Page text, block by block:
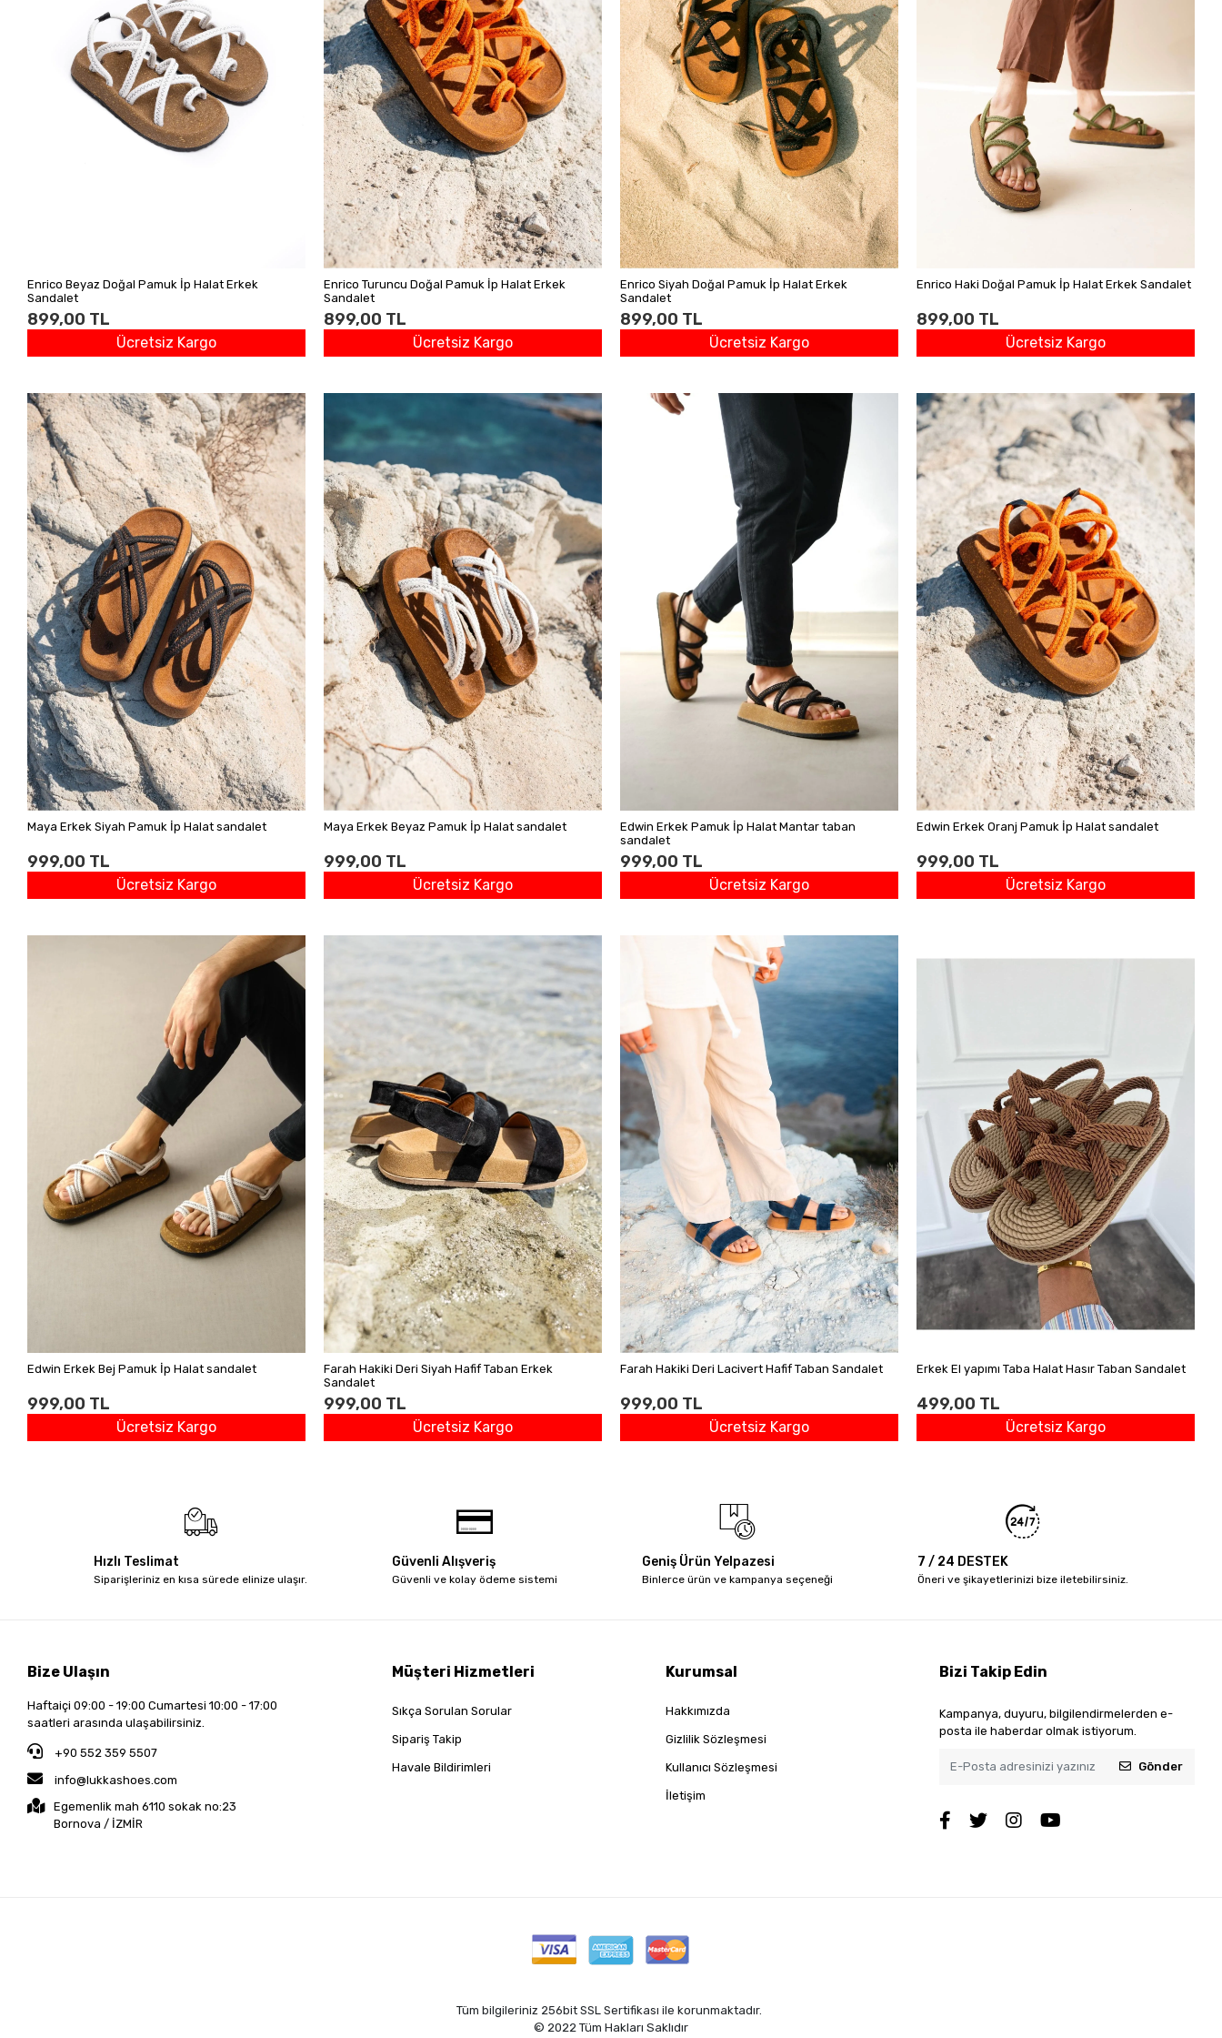
Enrico Beyaz Doğal Pamuk İp Halat Erkek
Sandalet
899,00 TL
Ücretsiz Kargo
Enrico Turuncu Doğal Pamuk İp Halat Erkek
Sandalet
899,00 TL
Ücretsiz Kargo
Enrico Siyah Doğal Pamuk İp Halat Erkek
Sandalet
899,00 TL
Ücretsiz Kargo
Enrico Haki Doğal Pamuk İp Halat Erkek Sandalet
899,00 TL
Ücretsiz Kargo
Maya Erkek Siyah Pamuk İp Halat sandalet
999,00 TL
Ücretsiz Kargo
Maya Erkek Beyaz Pamuk İp Halat sandalet
999,00 TL
Ücretsiz Kargo
Edwin Erkek Pamuk İp Halat Mantar taban
sandalet
999,00 TL
Ücretsiz Kargo
Edwin Erkek Oranj Pamuk İp Halat sandalet
999,00 TL
Ücretsiz Kargo
Edwin Erkek Bej Pamuk İp Halat sandalet
999,00 TL
Ücretsiz Kargo
Farah Hakiki Deri Siyah Hafif Taban Erkek
Sandalet
999,00 TL
Ücretsiz Kargo
Farah Hakiki Deri Lacivert Hafif Taban Sandalet
999,00 TL
Ücretsiz Kargo
Erkek El yapımı Taba Halat Hasır Taban Sandalet
499,00 TL
Ücretsiz Kargo
Hızlı Teslimat
Siparişleriniz en kısa sürede elinize ulaşır.
Güvenli Alışveriş
Güvenli ve kolay ödeme sistemi
Geniş Ürün Yelpazesi
Binlerce ürün ve kampanya seçeneği
7 / 24 DESTEK
Öneri ve şikayetlerinizi bize iletebilirsiniz.
Bize Ulaşın
Haftaiçi 09:00 - 19:00 Cumartesi 10:00 - 17:00
saatleri arasında ulaşabilirsiniz.
+90 552 359 5507
info@lukkashoes.com
Egemenlik mah 6110 sokak no:23
Bornova / İZMİR
Müşteri Hizmetleri
Sıkça Sorulan Sorular
Sipariş Takip
Havale Bildirimleri
Kurumsal
Hakkımızda
Gizlilik Sözleşmesi
Kullanıcı Sözleşmesi
İletişim
Bizi Takip Edin
Kampanya, duyuru, bilgilendirmelerden e-
posta ile haberdar olmak istiyorum.
Gönder
Tüm bilgileriniz 256bit SSL Sertifikası ile korunmaktadır.
© 2022 Tüm Hakları Saklıdır